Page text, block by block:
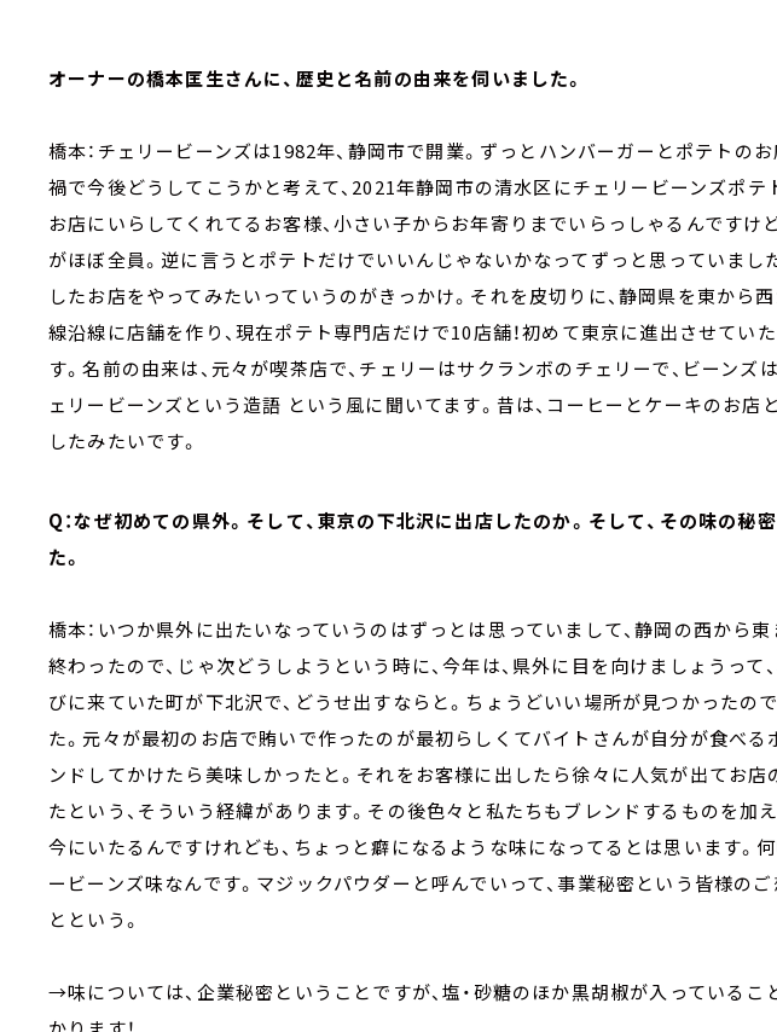
オーナーの橋本匡生さんに、歴史と名前の由来を伺いました。
橋本：チェリービーンズは1982年、静岡市で開業。ずっとハンバーガーとポテトの
禍で今後どうしてこうかと考えて、2021年静岡市の清水区にチェリービーンズポテ
お店にいらしてくれてるお客様、小さい子からお年寄りまでいらっしゃるんですけ
がほぼ全員。逆に言うとポテトだけでいいんじゃないかなってずっと思っていまし
したお店をやってみたいっていうのがきっかけ。それを皮切りに、静岡県を東から
線沿線に店舗を作り、現在ポテト専門店だけで10店舗！初めて東京に進出させてい
す。名前の由来は、元々が喫茶店で、チェリーはサクランボのチェリーで、ビーンズ
ェリービーンズという造語 という風に聞いてます。昔は、コーヒーとケーキのお店
したみたいです。
Q：なぜ初めての県外。そして、東京の下北沢に出店したのか。そして、その味の秘
た。
橋本：いつか県外に出たいなっていうのはずっとは思っていまして、静岡の西から
終わったので、じゃ次どうしようという時に、今年は、県外に目を向けましょうって
びに来ていた町が下北沢で、どうせ出すならと。ちょうどいい場所が見つかったの
た。元々が最初のお店で賄いで作ったのが最初らしくてバイトさんが自分が食べる
ンドしてかけたら美味しかったと。それをお客様に出したら徐々に人気が出てお店
たという、そういう経緯があります。その後色々と私たちもブレンドするものを加
今にいたるんですけれども、ちょっと癖になるような味になってるとは思います。
ービーンズ味なんです。マジックパウダーと呼んでいって、事業秘密という皆様の
とという。
→味については、企業秘密ということですが、塩・砂糖のほか黒胡椒が入っているこ